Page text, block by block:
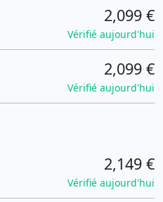
2,099 €
Vérifié aujourd'hui
2,099 €
Vérifié aujourd'hui
2,149 €
Vérifié aujourd'hui